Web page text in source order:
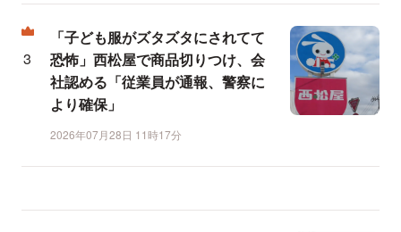
「子ども服がズタズタにされてて
恐怖」西松屋で商品切りつけ、会
社認める「従業員が通報、警察に
より確保」
2026年07月28日 11時17分